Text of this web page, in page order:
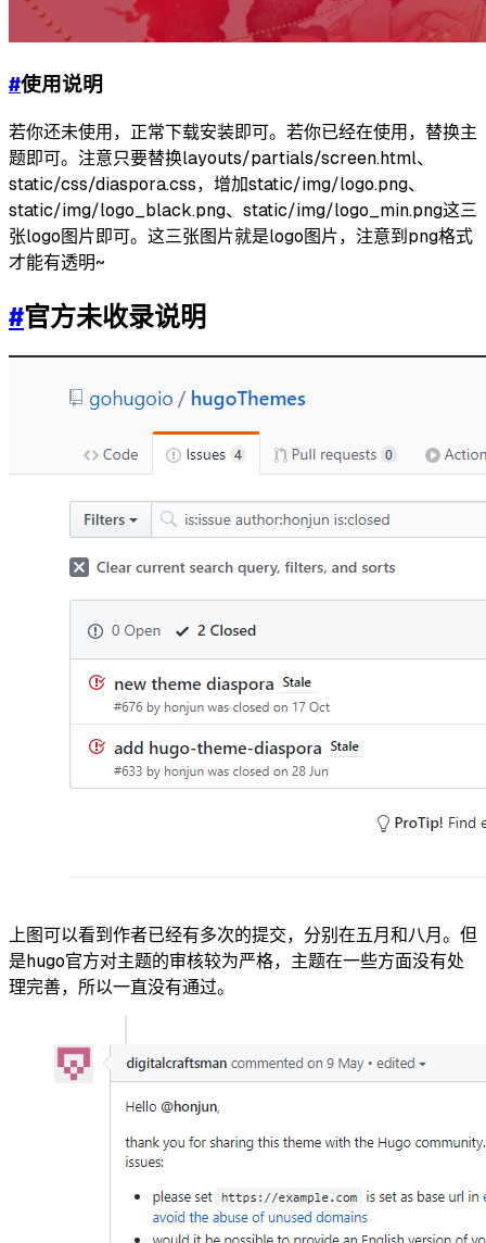
#使用说明
若你还未使用，正常下载安装即可。若你已经在使用，替换主
题即可。注意只要替换layouts/partials/screen.html、
static/css/diaspora.css，增加static/img/logo.png、
static/img/logo_black.png、static/img/logo_min.png这三
张logo图片即可。这三张图片就是logo图片，注意到png格式
才能有透明~
#官方未收录说明
上图可以看到作者已经有多次的提交，分别在五月和八月。但
是hugo官方对主题的审核较为严格，主题在一些方面没有处
理完善，所以一直没有通过。